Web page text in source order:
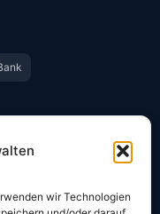
wir Technologien